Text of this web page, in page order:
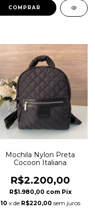
Mochila Nylon Preta
Cocoon Italiana
R$2.200,00
R$1.980,00 com Pix
10 x de R$220,00 sem juros